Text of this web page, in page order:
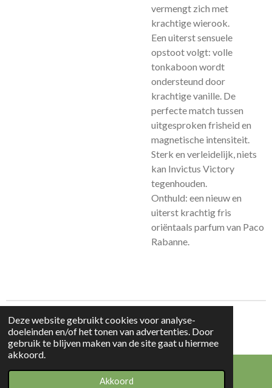
Deze website gebruikt cookies voor analyse-
doeleinden en/of het tonen van advertenties. Door
gebruik te blijven maken van de site gaat u hiermee
akkoord.
Akkoord
vermengt zich met
krachtige wierook.
Een uiterst sensuele
opstoot volgt: volle
tonkaboon wordt
ondersteund door
krachtige vanille. De
perfecte match tussen
uitgesproken frisheid en
magnetische intensiteit.
Sterk en verleidelijk, niets
kan Invictus Victory
tegenhouden.
Onthuld: een nieuw en
uiterst krachtig fris
oriëntaals parfum van Paco
Rabanne.
© 2023 - 2026 Beauty & Products
Powered byJouwWeb